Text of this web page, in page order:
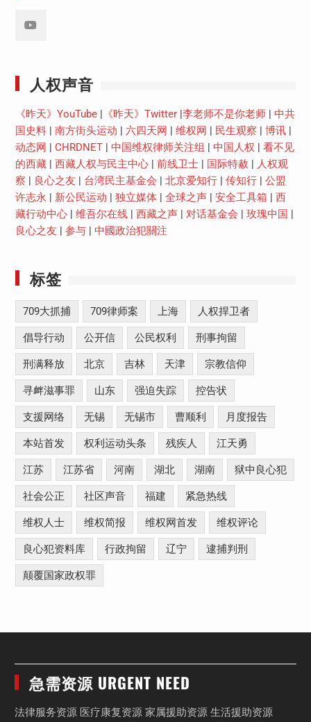
人权声音
《昨天》YouTube| 《昨天》Twitter| 李老师不是你老师| 中共
国史料| 南方街头运动 六四天网 维权网 民生观察 博讯|
动态网
CHRDNET| 中国维权律师关注组 中国人权
看不见
的西藏| 西藏人权与民主中心| 前线卫士| 国际特赦
人权观
察
良心之友 台湾民主基金会 北京爱知行| 传知行| 公盟
许志永
新公民运动 独立媒体| 全球之声| 安全工具箱
西
藏行动中心| 维吾尔在线| 西藏之声| 对话基金会 玫瑰中国
良心之友
参与| 中國政治犯關注
标签
709大抓捕 709律师案 上海 人权捍卫者
倡导行动 公开信 公民权利 刑事拘留
刑满释放 北京 吉林 天津 宗教信仰
寻衅滋事罪 山东 强迫失踪 控告状
支援网络 无锡 无锡市 曹顺利 月度报告
本站首发 权利运动头条 残疾人 江天勇
江苏 江苏省 河南 湖北 湖南 狱中良心犯
社会公正 社区声音 福建 紧急热线
维权人士 维权简报 维权网首发 维权评论
良心犯资料库 行政拘留 辽宁 逮捕判刑
颠覆国家政权罪
急需资源 URGENT NEED
法律服务资源 医疗康复资源 家属援助资源 生活援助资源